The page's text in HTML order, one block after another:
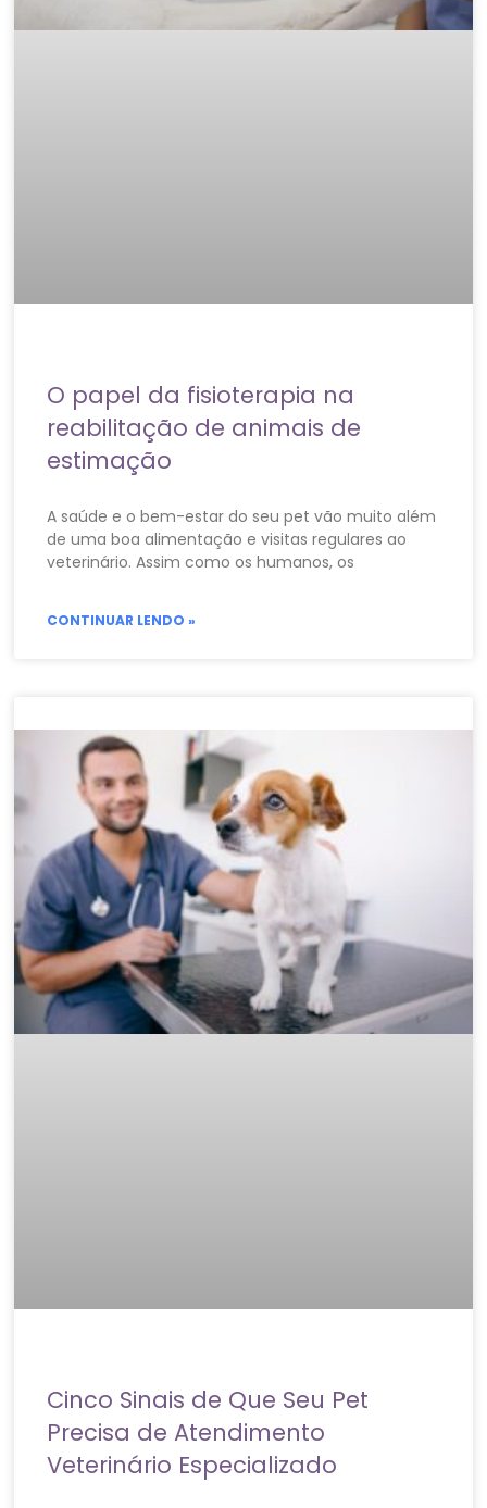
O papel da fisioterapia na
reabilitação de animais de
estimação
A saúde e o bem-estar do seu pet vão muito além
de uma boa alimentação e visitas regulares ao
veterinário. Assim como os humanos, os
CONTINUAR LENDO »
Cinco Sinais de Que Seu Pet
Precisa de Atendimento
Veterinário Especializado